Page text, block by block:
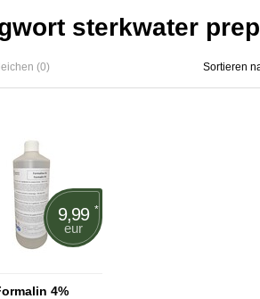
sterkwater
(0) Sortieren
9,99 *
eur
4%